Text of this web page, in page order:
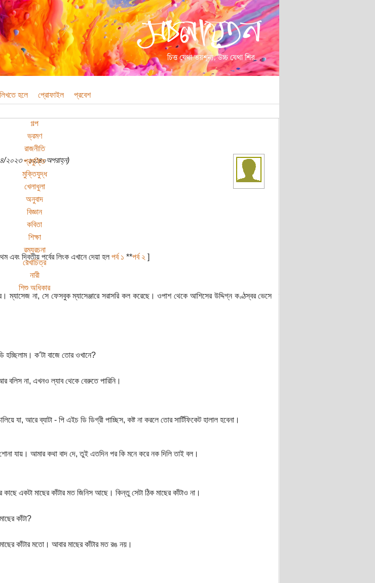
হলে প্রোফাইল প্রবেশ
গল্প
ভ্রমণ
রাজনীতি
প্রযুক্তি
মুক্তিযুদ্ধ
খেলাধুলা
অনুবাদ
বিজ্ঞান
কবিতা
শিক্ষা
রম্যরচনা
রেখাচিত্র
নারী
শিশু অধিকার
২০২৩ - ১২:৪০অপরাহ্ন)
এবং দ্বিতীয় পর্বের লিংক এখানে দেয়া হল পর্ব ১ **পর্ব ২ ]
ম্যাসেজ না, সে ফেসবুক ম্যাসেঞ্জারে সরাসরি কল করেছে। ওপাশ থেকে আশিসের উদ্দিগ্ন কণ্ঠস্বর ভেসে
হচ্ছিলাম। ক’টা বাজে তোর ওখানে?
না, এখনও ল্যাব থেকে বেরুতে পারিনি।
যা, আরে ব্যাটা - পি এইচ ডি ডিগ্রী পাচ্ছিস, কষ্ট না করলে তোর সার্টিফিকেট হালাল হবেনা।
যায়। আমার কথা বাদ দে, তুই এতদিন পর কি মনে করে নক দিলি তাই বল।
একটা মাছের কাঁটার মত জিনিস আছে। কিন্তু সেটা ঠিক মাছের কাঁটাও না।
কাঁটা?
কাঁটার মতো। আবার মাছের কাঁটার মত রঙ নয়।